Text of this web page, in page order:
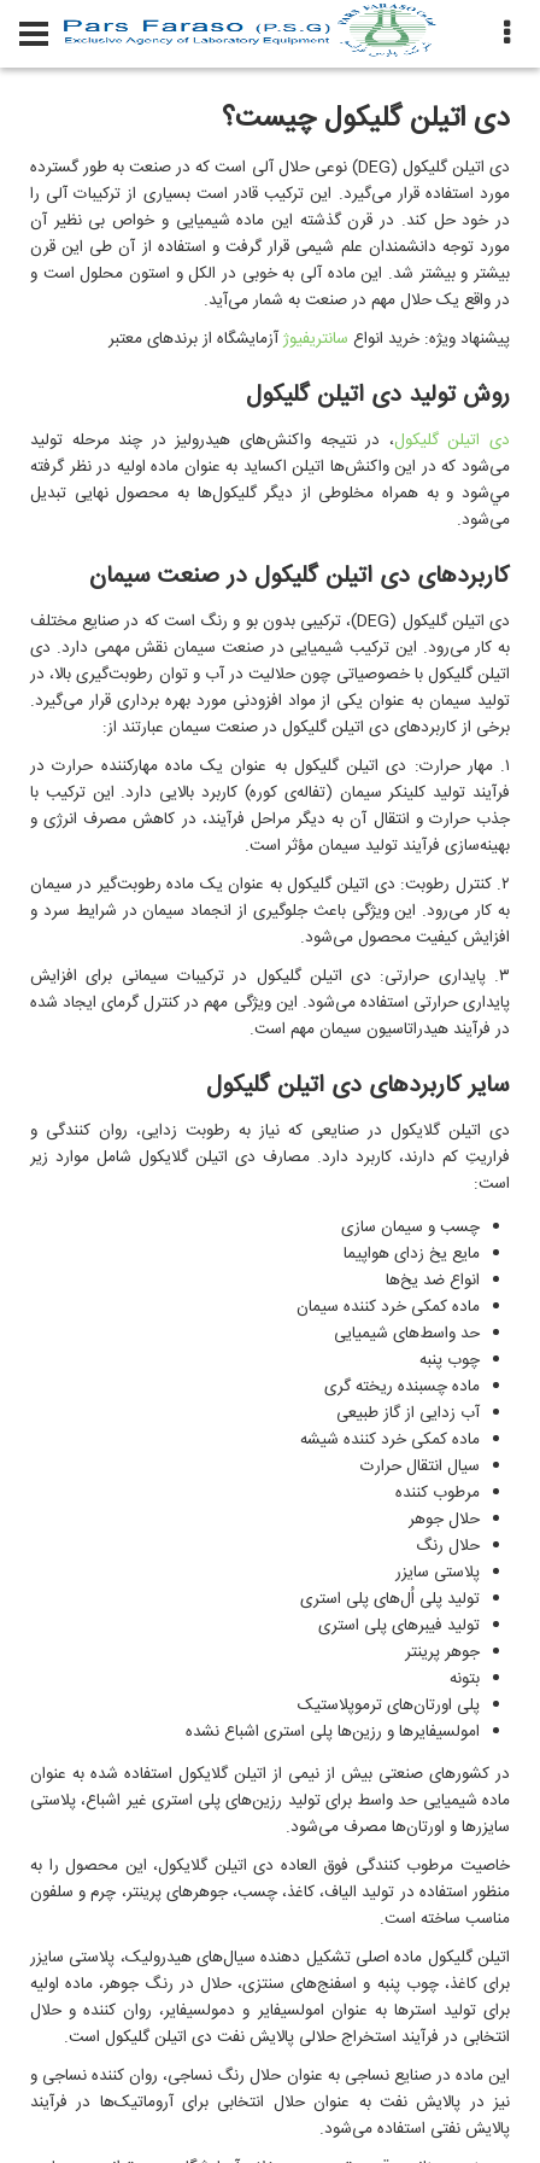
دی اتیلن گلیکول چیست؟
دی اتیلن گلیکول (DEG) نوعی حلال آلی است که در صنعت به طور گسترده
مورد استفاده قرار می‌گیرد. این ترکیب قادر است بسیاری از ترکیبات آلی را
در خود حل کند. در قرن گذشته این ماده شیمیایی و خواص بی نظیر آن
مورد توجه دانشمندان علم شیمی قرار گرفت و استفاده از آن طی این قرن
بیشتر و بیشتر شد. این ماده آلی به خوبی در الکل و استون محلول است و
در واقع یک حلال مهم در صنعت به شمار می‌آید.
پیشنهاد ویژه: خرید انواع سانتریفیوژآزمایشگاه از برندهای معتبر
روش تولید دی اتیلن گلیکول
دی اتیلن گلیکول، در نتیجه واکنش‌های هیدرولیز در چند مرحله تولید
می‌شود که در این واکنش‌ها اتیلن اکساید به عنوان ماده اولیه در نظر گرفته
مي‌شود و به همراه مخلوطی از دیگر گلیکول‌ها به محصول نهایی تبدیل
می‌شود.
کاربردهای دی اتیلن گلیکول در صنعت سیمان
دی اتیلن گلیکول (DEG)، ترکیبی بدون بو و رنگ است که در صنایع مختلف
به کار می‌رود. این ترکیب شیمیایی در صنعت سیمان نقش مهمی دارد. دی
اتیلن گلیکول با خصوصیاتی چون حلالیت در آب و توان رطوبت‌گیری بالا، در
تولید سیمان به عنوان یکی از مواد افزودنی مورد بهره برداری قرار می‌گیرد.
برخی از کاربردهای دی اتیلن گلیکول در صنعت سیمان عبارتند از:
۱. مهار حرارت: دی اتیلن گلیکول به عنوان یک ماده مهارکننده حرارت در
فرآیند تولید کلینکر سیمان (تفاله‌ی کوره) کاربرد بالایی دارد. این ترکیب با
جذب حرارت و انتقال آن به دیگر مراحل فرآیند، در کاهش مصرف انرژی و
بهینه‌سازی فرآیند تولید سیمان مؤثر است.
۲. کنترل رطوبت: دی اتیلن گلیکول به عنوان یک ماده رطوبت‌گیر در سیمان
به کار می‌رود. این ویژگی باعث جلوگیری از انجماد سیمان در شرایط سرد و
افزایش کیفیت محصول می‌شود.
۳. پایداری حرارتی: دی اتیلن گلیکول در ترکیبات سیمانی برای افزایش
پایداری حرارتی استفاده می‌شود. این ویژگی مهم در کنترل گرمای ایجاد شده
در فرآیند هیدراتاسیون سیمان مهم است.
سایر کاربردهای دی اتیلن گلیکول
دی اتیلن گلایکول در صنایعی که نیاز به رطوبت زدایی، روان کنندگی و
فراریتِ کم دارند، کاربرد دارد. مصارف دی اتیلن گلایکول شامل موارد زیر
است:
چسب و سیمان سازی
مایع یخ زدای هواپیما
انواع ضد یخ‌ها
ماده کمکی خرد کننده سیمان
حد واسط‌های شیمیایی
چوب پنبه
ماده چسبنده ریخته گری
آب زدایی از گاز طبیعی
ماده کمکی خرد کننده شیشه
سیال انتقال حرارت
مرطوب کننده
حلال جوهر
حلال رنگ
پلاستی سایزر
تولید پلی اُل‌های پلی استری
تولید فیبر‌های پلی استری
جوهر پرینتر
بتونه
پلی اورتان‌های ترموپلاستیک
امولسیفایر‌ها و رزین‌ها پلی استری اشباع نشده
در کشور‌های صنعتی بیش از نیمی از اتیلن گلایکول استفاده شده به عنوان
ماده شیمیایی حد واسط برای تولید رزین‌های پلی استری غیر اشباع، پلاستی
سایزر‌ها و اورتان‌ها مصرف می‌شود.
خاصیت مرطوب کنندگی فوق العاده دی اتیلن گلایکول، این محصول را به
منظور استفاده در تولید الیاف، کاغذ، چسب، جوهرهای پرینتر، چرم و سلفون
مناسب ساخته است.
اتیلن گلیکول ماده اصلی تشکیل دهنده سیال‌های هیدرولیک، پلاستی سایزر
برای کاغذ، چوب پنبه و اسفنج‌های سنتزی، حلال در رنگ جوهر، ماده اولیه
برای تولید استرها به عنوان امولسیفایر و دمولسیفایر، روان کننده و حلال
انتخابی در فرآیند استخراج حلالی پالایش نفت دی اتیلن گلیکول است.
این ماده در صنایع نساجی به عنوان حلال رنگ نساجی، روان کننده نساجی و
نیز در پالایش نفت به عنوان حلال انتخابی برای آروماتیک‌ها در فرآیند
پالایش نفتی استفاده می‌شود.